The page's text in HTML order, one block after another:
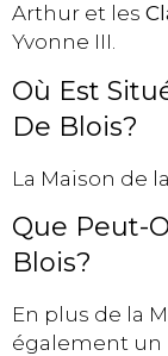
Arthur et les
Yvonne III.
Où Est
De Blois?
La Maison de
Que Peut-
Blois?
En plus de la
également un